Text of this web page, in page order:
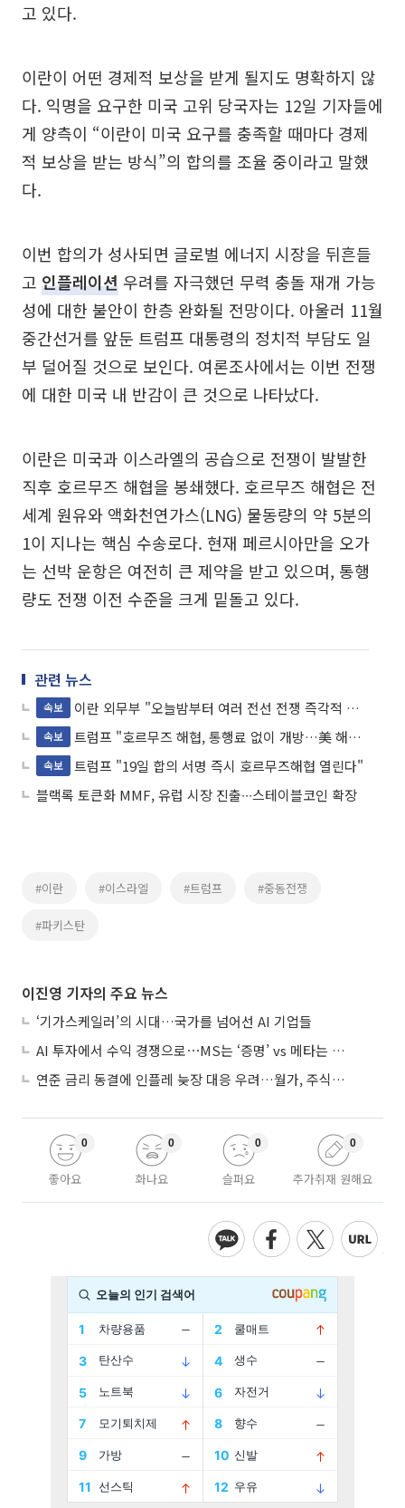
고 있다.
이란이 어떤 경제적 보상을 받게 될지도 명확하지 않
다. 익명을 요구한 미국 고위 당국자는 12일 기자들에
게 양측이 “이란이 미국 요구를 충족할 때마다 경제
적 보상을 받는 방식”의 합의를 조율 중이라고 말했
다.
이번 합의가 성사되면 글로벌 에너지 시장을 뒤흔들
고 인플레이션 우려를 자극했던 무력 충돌 재개 가능
성에 대한 불안이 한층 완화될 전망이다. 아울러 11월
중간선거를 앞둔 트럼프 대통령의 정치적 부담도 일
부 덜어질 것으로 보인다. 여론조사에서는 이번 전쟁
에 대한 미국 내 반감이 큰 것으로 나타났다.
이란은 미국과 이스라엘의 공습으로 전쟁이 발발한
직후 호르무즈 해협을 봉쇄했다. 호르무즈 해협은 전
세계 원유와 액화천연가스(LNG) 물동량의 약 5분의
1이 지나는 핵심 수송로다. 현재 페르시아만을 오가
는 선박 운항은 여전히 큰 제약을 받고 있으며, 통행
량도 전쟁 이전 수준을 크게 밑돌고 있다.
관련 뉴스
속보 이란 외무부 "오늘밤부터 여러 전선 전쟁 즉각적 영구중단"
속보 트럼프 "호르무즈 해협, 통행료 없이 개방…美 해상봉쇄 즉시 해제"
속보
트럼프 "19일 합의 서명 즉시 호르무즈해협 열린다"
블랙록 토큰화 MMF, 유럽 시장 진출∙∙∙스테이블코인 확장
#이란 #이스라엘 #트럼프 #중동전쟁
#파키스탄
이진영 기자의 주요 뉴스
‘기가스케일러’의 시대…국가를 넘어선 AI 기업들
AI 투자에서 수익 경쟁으로⋯MS는 ‘증명’ vs 메타는 ‘숙제’
연준 금리 동결에 인플레 늦장 대응 우려…월가, 주식도 채권도 던졌다
좋아요
0
화나요
0
슬퍼요
0
추가취재 원해요
0